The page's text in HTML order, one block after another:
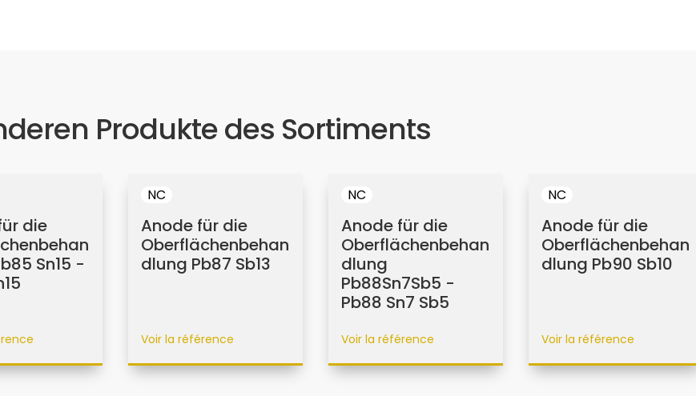
Produkte des Sortiments
die
Sn15 -
NC
Anode für die
Oberflächenbehan
dlung Pb87 Sb13
Voir la référence
NC
Anode für die
Oberflächenbehan
dlung
Pb88Sn7Sb5 -
Pb88 Sn7 Sb5
Voir la référence
NC
Anode für die
Oberflächenbehan
dlung Pb90 Sb10
Voir la référence